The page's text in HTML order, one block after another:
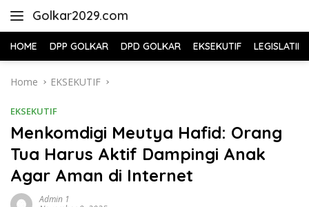
Golkar2029.com
HOME DPP GOLKAR DPD GOLKAR EKSEKUTIF LEGISLATIF
Home EKSEKUTIF
EKSEKUTIF
Menkomdigi Meutya Hafid: Orang
Tua Harus Aktif Dampingi Anak
Agar Aman di Internet
Admin 1